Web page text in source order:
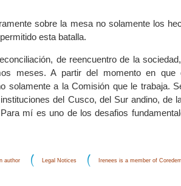
sobre la mesa no solamente los
esta batalla.
de reencuentro de la
meses. A partir del momento en
solamente a la Comisión que le trabaja.
del Cusco, del Sur andino, de
mí es uno de los desafios
author Legal Notices Irenees is a member of Coredem